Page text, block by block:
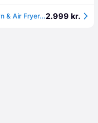
Ninja Ninja Artisan Electric pizzaovn & Air Fryer Black.2.999 kr.